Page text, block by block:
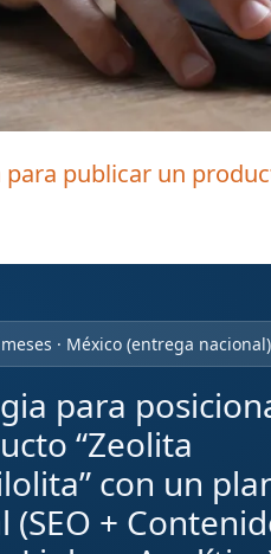
para publicar un
· México (entrega nacional)
para
“Zeolita
con un
(SEO +